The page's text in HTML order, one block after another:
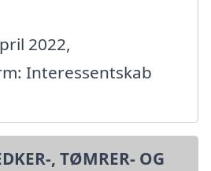
2022,
Interessentskab
, TØMRER- OG